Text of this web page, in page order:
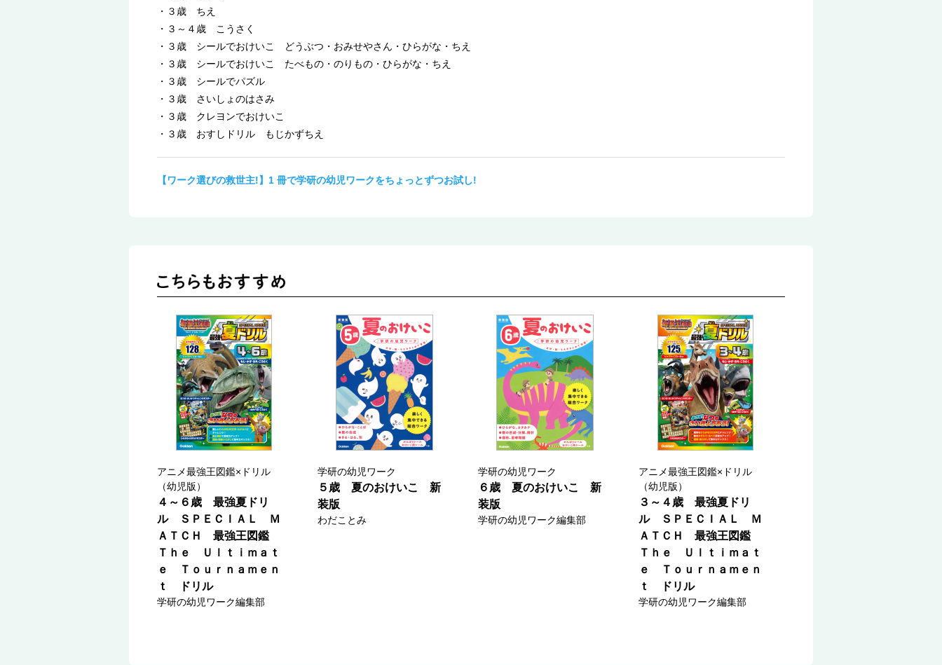
・３歳 ちえ
・３～４歳 こうさく
・３歳 シールでおけいこ どうぶつ・おみせやさん・ひらがな・ちえ
・３歳 シールでおけいこ たべもの・のりもの・ひらがな・ちえ
・３歳 シールでパズル
・３歳 さいしょのはさみ
・３歳 クレヨンでおけいこ
・３歳 おすしドリル もじかずちえ
【ワーク選びの救世主!】1 冊で学研の幼児ワークをちょっとずつお試し!
アニメ最強王図鑑×ドリル
（幼児版）
４～６歳 最強夏ドリ
ル ＳＰＥＣＩＡＬ Ｍ
ＡＴＣＨ 最強王図鑑
Ｔｈｅ Ｕｌｔｉｍａｔ
ｅ Ｔｏｕｒｎａｍｅｎ
ｔ ドリル
学研の幼児ワーク編集部
学研の幼児ワーク
５歳 夏のおけいこ 新
装版
わだことみ
学研の幼児ワーク
６歳 夏のおけいこ 新
装版
学研の幼児ワーク編集部
アニメ最強王図鑑×ドリル
（幼児版）
３～４歳 最強夏ドリ
ル ＳＰＥＣＩＡＬ Ｍ
ＡＴＣＨ 最強王図鑑
Ｔｈｅ Ｕｌｔｉｍａｔ
ｅ Ｔｏｕｒｎａｍｅｎ
ｔ ドリル
学研の幼児ワーク編集部